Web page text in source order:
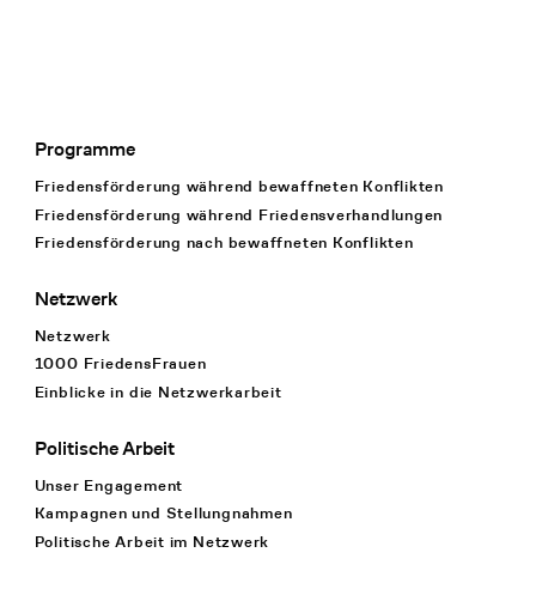
Footer Navigation
Programme
Friedensförderung während bewaffneten Konflikten
Friedensförderung während Friedens­verhandlungen
Friedensförderung nach bewaffneten Konflikten
Netzwerk
Netzwerk
1000 FriedensFrauen
Einblicke in die Netzwerkarbeit
Politische Arbeit
Unser Engagement
Kampagnen und Stellungnahmen
Politische Arbeit im Netzwerk